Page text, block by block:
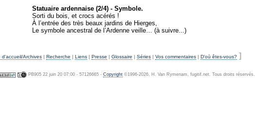
Statuaire ardennaise (2/4) - Symbole.
Sorti du bois, et crocs acérés !
À l’entrée des très beaux jardins de Hierges,
Le symbole ancestral de l’Ardenne veille… (à suivre...)
d'accueil/Archives | Recherche | Liens | Presse | Glossaire | Séries | Vos commentaires | D'où êtes-vous? ]
PB905 22 juin 20 07:00 - 57126665 - Copyright©1996-2026, H. Van Rymenam, fugitif.net. Tous droits réservés.